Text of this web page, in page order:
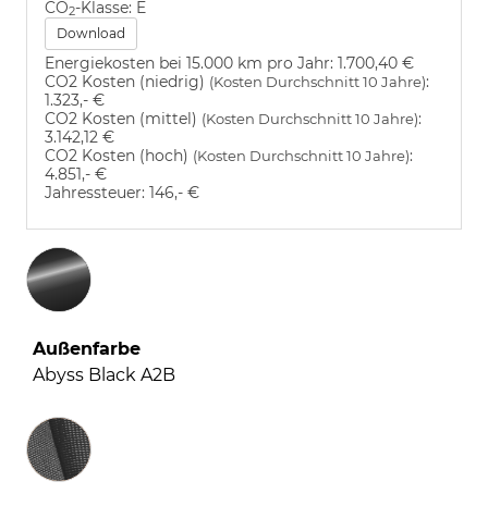
CO2-Klasse: E
Download
Energiekosten bei 15.000 km pro Jahr: 1.700,40 €
CO2 Kosten (niedrig) (Kosten Durchschnitt 10 Jahre):
1.323,- €
CO2 Kosten (mittel) (Kosten Durchschnitt 10 Jahre):
3.142,12 €
CO2 Kosten (hoch) (Kosten Durchschnitt 10 Jahre):
4.851,- €
Jahressteuer: 146,- €
Außenfarbe
Abyss Black A2B
Innenausstattung